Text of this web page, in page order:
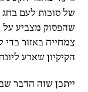
של סוכות לעם בחג
שהפסוק מצביע
צמחייה באזור כדי
הקיקיון שארע
ייתכן שזה הדבר